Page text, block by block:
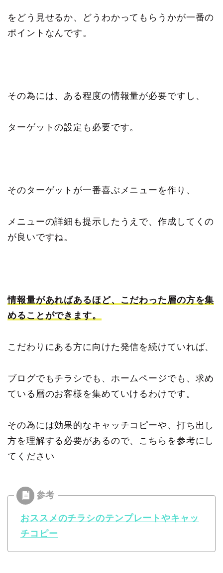
をどう見せるか、どうわかってもらうかが一番の
ポイントなんです。
その為には、ある程度の情報量が必要ですし、
ターゲットの設定も必要です。
そのターゲットが一番喜ぶメニューを作り、
メニューの詳細も提示したうえで、作成してくの
が良いですね。
情報量があればあるほど、こだわった層の方を集
めることができます。
こだわりにある方に向けた発信を続けていれば、
ブログでもチラシでも、ホームページでも、求め
ている層のお客様を集めていけるわけです。
その為には効果的なキャッチコピーや、打ち出し
方を理解する必要があるので、こちらを参考にし
てください
おススメのチラシのテンプレートやキャッ
チコピー